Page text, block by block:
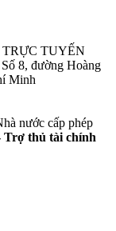
TUYẾN
8, đường Hoàng
Minh
nước cấp phép
Trợ thủ tài chính